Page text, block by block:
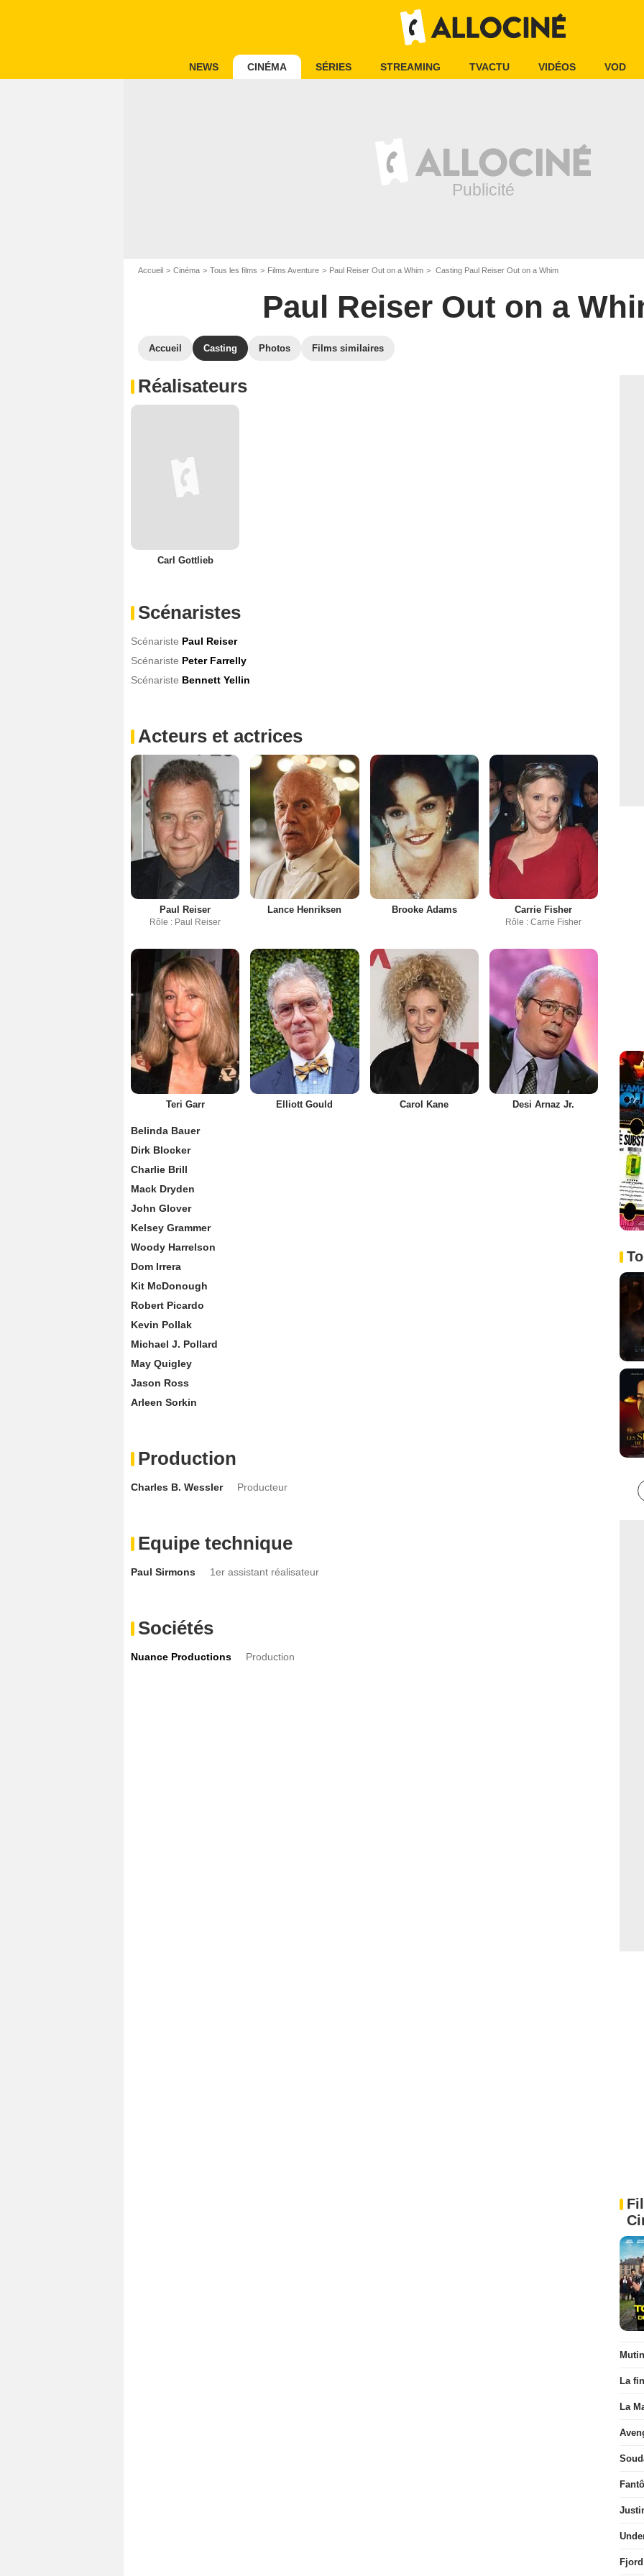
NEWS CINÉMA SÉRIES STREAMING TVACTU VIDÉOS VOD
Accueil Cinéma Tous les films Films Aventure Paul Reiser Out on a Whim Casting Paul Reiser Out on a Whim
Paul Reiser Out on a
Accueil Casting Photos Films similaires
Réalisateurs
Carl Gottlieb
Scénaristes
Scénariste Paul Reiser
Scénariste Peter Farrelly
Scénariste Bennett Yellin
Acteurs et actrices
Paul Reiser
Rôle : Paul Reiser
Lance Henriksen Brooke Adams Carrie Fisher
Rôle : Carrie Fisher
Teri Garr Elliott Gould Carol Kane Desi Arnaz Jr.
Belinda Bauer
Dirk Blocker
Charlie Brill
Mack Dryden
John Glover
Kelsey Grammer
Woody Harrelson
Dom Irrera
Kit McDonough
Robert Picardo
Kevin Pollak
Michael J. Pollard
May Quigley
Jason Ross
Arleen Sorkin
Production
Charles B. Wessler Producteur
Equipe technique
Paul Sirmons 1er assistant réalisateur
Sociétés
Nuance Productions Production
La
La
Fjord